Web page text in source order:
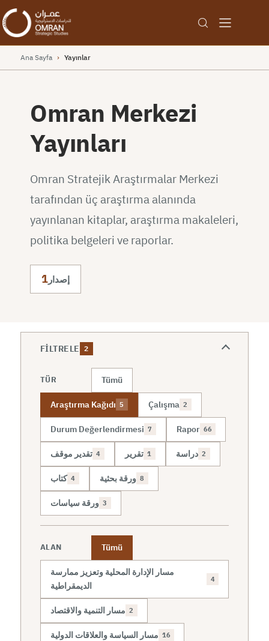
Ana Sayfa › Yayınlar
Omran Merkezi
Yayınları
Omran Stratejik Araştırmalar Merkezi
tarafından üç araştırma alanında
yayınlanan kitaplar, araştırma makaleleri,
politika belgeleri ve raporlar.
1إصدار
FILTRELE 2
TÜR Tümü
Araştırma Kağıdı 5 Çalışma 2
Durum Değerlendirmesi 7 Rapor 66
تقدير موقف 4 تقرير 1 دراسة 2
كتاب 4 ورقة بحثية 8
ورقة سياسات 3
ALAN Tümü
مسار الإدارة المحلية وتعزيز ممارسة
الديمقراطية
4
مسار التنمية والاقتصاد 2
مسار السياسة والعلاقات الدولية 16